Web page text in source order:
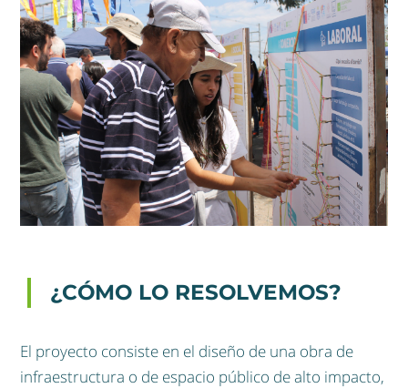
¿CÓMO LO RESOLVEMOS?
El proyecto consiste en el diseño de una obra de
infraestructura o de espacio público de alto impacto,